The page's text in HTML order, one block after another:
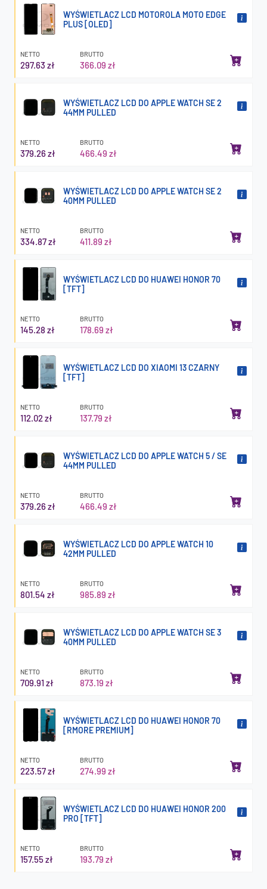
WYŚWIETLACZ LCD MOTOROLA MOTO EDGE
PLUS [OLED]
NETTO
297.63 zł
BRUTTO
366.09 zł
WYŚWIETLACZ LCD DO APPLE WATCH SE 2
44MM PULLED
NETTO
379.26 zł
BRUTTO
466.49 zł
WYŚWIETLACZ LCD DO APPLE WATCH SE 2
40MM PULLED
NETTO
334.87 zł
BRUTTO
411.89 zł
WYŚWIETLACZ LCD DO HUAWEI HONOR 70
[TFT]
NETTO
145.28 zł
BRUTTO
178.69 zł
WYŚWIETLACZ LCD DO XIAOMI 13 CZARNY
[TFT]
NETTO
112.02 zł
BRUTTO
137.79 zł
WYŚWIETLACZ LCD DO APPLE WATCH 5 / SE
44MM PULLED
NETTO
379.26 zł
BRUTTO
466.49 zł
WYŚWIETLACZ LCD DO APPLE WATCH 10
42MM PULLED
NETTO
801.54 zł
BRUTTO
985.89 zł
WYŚWIETLACZ LCD DO APPLE WATCH SE 3
40MM PULLED
NETTO
709.91 zł
BRUTTO
873.19 zł
WYŚWIETLACZ LCD DO HUAWEI HONOR 70
[RMORE PREMIUM]
NETTO
223.57 zł
BRUTTO
274.99 zł
WYŚWIETLACZ LCD DO HUAWEI HONOR 200
PRO [TFT]
NETTO
157.55 zł
BRUTTO
193.79 zł